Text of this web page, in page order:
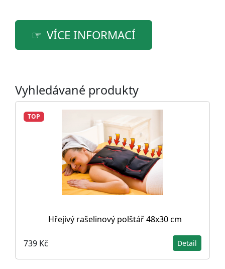
VÍCE INFORMACÍ
Vyhledávané produkty
TOP
Hřejivý rašelinový polštář 48x30 cm
739 Kč Detail